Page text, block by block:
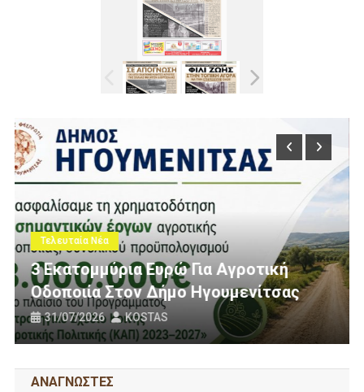
Τελευταία Νέα
Πολίτες Θεσπρωτίας Ενάντια
Ανεμογεννήτριες: Ποιον
Πανό Μας;
25/07/2026 KOSTAS
ΑΝΑΓΝΩΣΤΕΣ